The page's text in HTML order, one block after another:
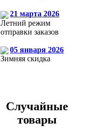
21 марта 2026
Летний режим
отправки заказов
05 января 2026
Зимняя скидка
Случайные
товары